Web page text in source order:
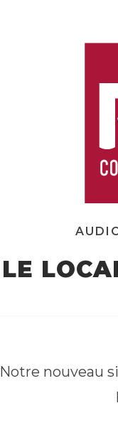
LE
Notre nouveau